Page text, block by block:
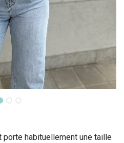
porte habituellement une taille